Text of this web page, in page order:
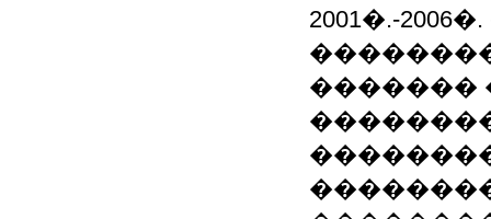
2001�.-
�������